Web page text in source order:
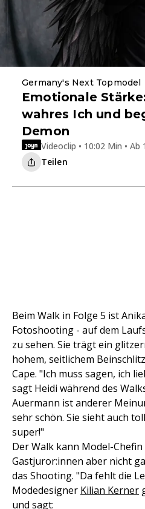
Germany's Next Topmodel
Emotionale
wahres Ich und
Demon
Videoclip • 10:02 Min • Ab
Teilen
Beim Walk in Folge 5 ist
Fotoshooting - auf dem
zu sehen. Sie trägt ein
hohem, seitlichem
Cape. "Ich muss sagen, ich
sagt Heidi während des
Auermann ist anderer
sehr schön. Sie sieht auch
super!"
Der Walk kann Model-
Gastjuror:innen aber nicht
das Shooting. "Da fehlt die
Modedesigner Kilian Kerner
und sagt: